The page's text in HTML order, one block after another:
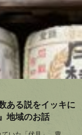
ある説をイッキに
地域のお話